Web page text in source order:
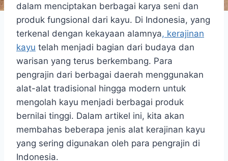
dalam menciptakan berbagai karya seni dan
produk fungsional dari kayu. Di Indonesia, yang
terkenal dengan kekayaan alamnya, kerajinan
kayu telah menjadi bagian dari budaya dan
warisan yang terus berkembang. Para
pengrajin dari berbagai daerah menggunakan
alat-alat tradisional hingga modern untuk
mengolah kayu menjadi berbagai produk
bernilai tinggi. Dalam artikel ini, kita akan
membahas beberapa jenis alat kerajinan kayu
yang sering digunakan oleh para pengrajin di
Indonesia.